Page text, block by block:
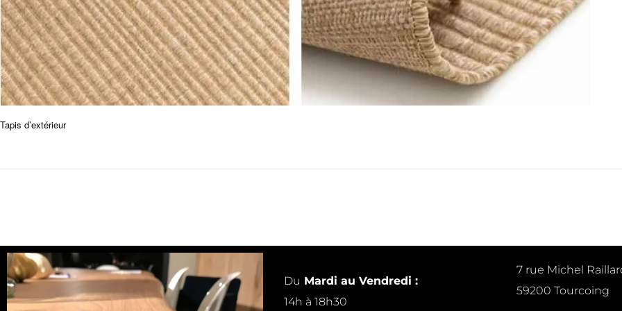
Tapis d’extérieur
Du Mardi au Vendredi :
14h à 18h30
7 rue Michel
59200 Tourcoing